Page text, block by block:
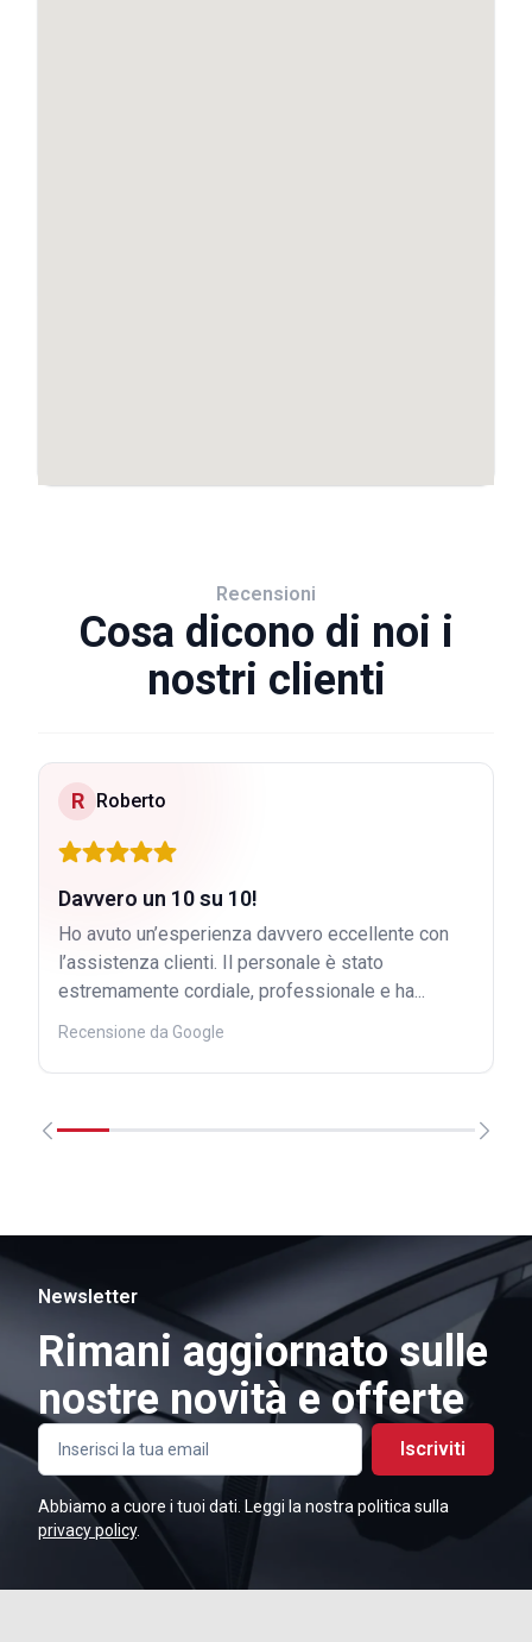
Recensioni
Cosa dicono di noi i
nostri clienti
R Roberto
Davvero un 10 su 10!
Ho avuto un’esperienza davvero eccellente con
l’assistenza clienti. Il personale è stato
estremamente cordiale, professionale e ha...
Recensione da Google
Newsletter
Rimani aggiornato sulle
nostre novità e offerte
Iscriviti
Abbiamo a cuore i tuoi dati. Leggi la nostra politica sulla
privacy policy.